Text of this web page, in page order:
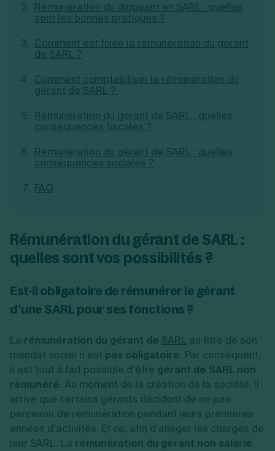
Rémunération du dirigeant en SARL : quelles
sont les bonnes pratiques ?
Comment est fixée la rémunération du gérant
de SARL ?
Comment comptabiliser la rémunération du
gérant de SARL ?
Rémunération du gérant de SARL : quelles
conséquences fiscales ?
Rémunération du gérant de SARL : quelles
conséquences sociales ?
FAQ
Rémunération du gérant de SARL :
quelles sont vos possibilités ?
Est-il obligatoire de rémunérer le gérant
d’une SARL pour ses fonctions ?
La rémunération du gérant de SARL au titre de son
mandat social n’est pas obligatoire. Par conséquent,
il est tout à fait possible d’être gérant de SARL non
rémunéré. Au moment de la création de la société, il
arrive que certains gérants décident de ne pas
percevoir de rémunération pendant leurs premières
années d’activités. Et ce, afin d’alléger les charges de
leur SARL. La rémunération du gérant non salarié